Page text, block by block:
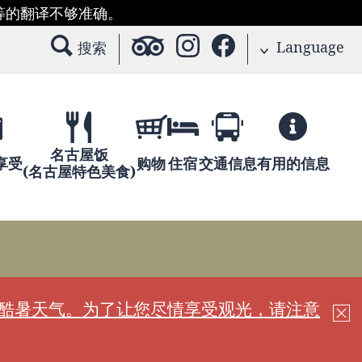
翻译不够准确。
搜索
Language
受
名古屋饭
(名古屋特色美食)购物住宿交通信息有用的信息
暑天气。为了让您尽情享受观光，请注意